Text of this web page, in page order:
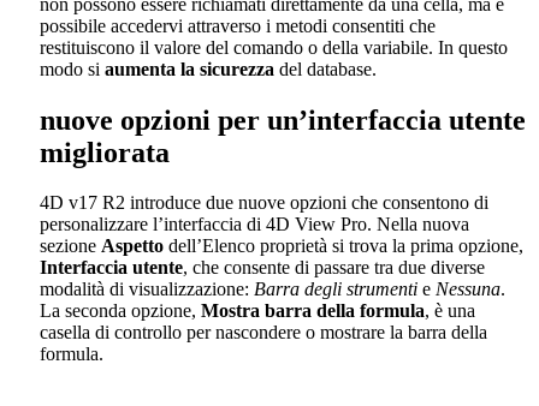
possibile accedervi attraverso i metodi consentiti che
restituiscono il valore del comando o della variabile. In questo
modo si aumenta la sicurezza del database.
nuove opzioni per un’interfaccia utente
migliorata
4D v17 R2 introduce due nuove opzioni che consentono di
personalizzare l’interfaccia di 4D View Pro. Nella nuova
sezione Aspetto dell’Elenco proprietà si trova la prima opzione,
Interfaccia utente, che consente di passare tra due diverse
modalità di visualizzazione: Barra degli strumenti e Nessuna.
La seconda opzione, Mostra barra della formula, è una
casella di controllo per nascondere o mostrare la barra della
formula.